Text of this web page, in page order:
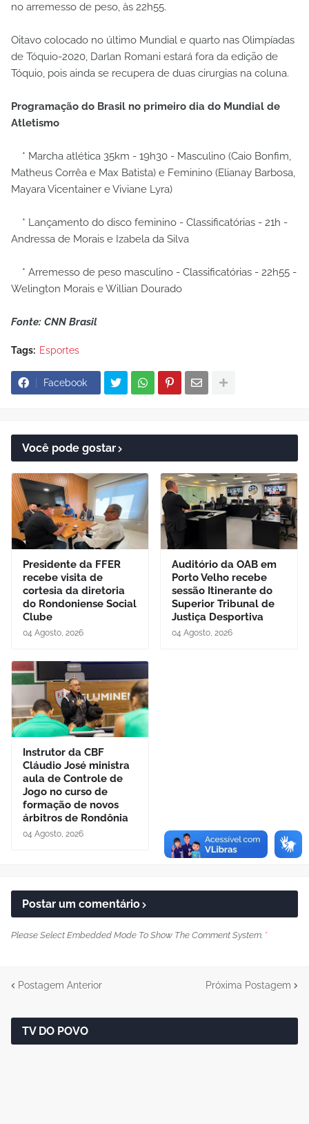
no arremesso de peso, às 22h55.
Oitavo colocado no último Mundial e quarto nas Olimpíadas
de Tóquio-2020, Darlan Romani estará fora da edição de
Tóquio, pois ainda se recupera de duas cirurgias na coluna.
Programação do Brasil no primeiro dia do Mundial de
Atletismo
* Marcha atlética 35km - 19h30 - Masculino (Caio Bonfim,
Matheus Corrêa e Max Batista) e Feminino (Elianay Barbosa,
Mayara Vicentainer e Viviane Lyra)
* Lançamento do disco feminino - Classificatórias - 21h -
Andressa de Morais e Izabela da Silva
* Arremesso de peso masculino - Classificatórias - 22h55 -
Welington Morais e Willian Dourado
Fonte: CNN Brasil
Tags: Esportes
Facebook
Você pode gostar
Presidente da FFER
recebe visita de
cortesia da diretoria
do Rondoniense Social
Clube
04 Agosto, 2026
Auditório da OAB em
Porto Velho recebe
sessão Itinerante do
Superior Tribunal de
Justiça Desportiva
04 Agosto, 2026
Instrutor da CBF
Cláudio José ministra
aula de Controle de
Jogo no curso de
formação de novos
árbitros de Rondônia
04 Agosto, 2026
Postar um comentário
Please Select Embedded Mode To Show The Comment System. *
Postagem Anterior Próxima Postagem
TV DO POVO